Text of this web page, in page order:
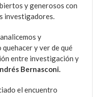
y generosos con
investigadores.
y
y ver de qué
entre investigación y
Bernasconi.
el encuentro